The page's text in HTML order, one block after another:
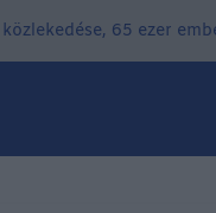
65 ezer